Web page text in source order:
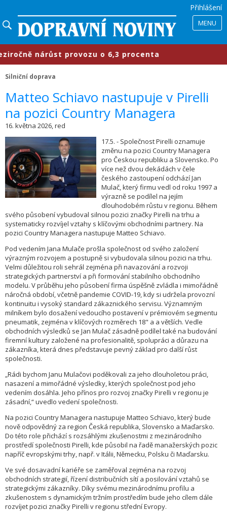
Přihlášení
MENU
nárůst provozu o 6,3 procenta
Silniční doprava
​Matteo Schiavo nastupuje v Pirelli
na pozici Country Managera
16. května 2026, red
17.5. - Společnost Pirelli oznamuje
změnu na pozici Country Managera
pro Českou republiku a Slovensko. Po
více než dvou dekádách v čele
českého zastoupení odchází Jan
Mulač, který firmu vedl od roku 1997 a
výrazně se podílel na jejím
dlouhodobém růstu v regionu. Během
svého působení vybudoval silnou pozici značky Pirelli na trhu a
systematicky rozvíjel vztahy s klíčovými obchodními partnery. Na
pozici Country Managera nastupuje Matteo Schiavo.
Pod vedením Jana Mulače prošla společnost od svého založení
výrazným rozvojem a postupně si vybudovala silnou pozici na trhu.
Velmi důležitou roli sehrál zejména při navazování a rozvoji
strategických partnerství a při formování stabilního obchodního
modelu. V průběhu jeho působení firma úspěšně zvládla i mimořádně
náročná období, včetně pandemie COVID-19, kdy si udržela provozní
kontinuitu i vysoký standard zákaznického servisu. Významným
milníkem bylo dosažení vedoucího postavení v prémiovém segmentu
pneumatik, zejména v klíčových rozměrech 18" a a větších. Vedle
obchodních výsledků se Jan Mulač zásadně podílel také na budování
firemní kultury založené na profesionalitě, spolupráci a důrazu na
zákazníka, která dnes představuje pevný základ pro další růst
společnosti.
„Rádi bychom Janu Mulačovi poděkovali za jeho dlouholetou práci,
nasazení a mimořádné výsledky, kterých společnost pod jeho
vedením dosáhla. Jeho přínos pro rozvoj značky Pirelli v regionu je
zásadní,“ uvedlo vedení společnosti.
Na pozici Country Managera nastupuje Matteo Schiavo, který bude
nově odpovědný za region Česká republika, Slovensko a Maďarsko.
Do této role přichází s rozsáhlými zkušenostmi z mezinárodního
prostředí společnosti Pirelli, kde působil na řadě manažerských pozic
napříč evropskými trhy, např. v Itálii, Německu, Polsku či Maďarsku.
Ve své dosavadní kariéře se zaměřoval zejména na rozvoj
obchodních strategií, řízení distribučních sítí a posilování vztahů se
strategickými zákazníky. Díky svému mezinárodnímu profilu a
zkušenostem s dynamickým tržním prostředím bude jeho cílem dále
rozvíjet pozici značky Pirelli v regionu střední Evropy.